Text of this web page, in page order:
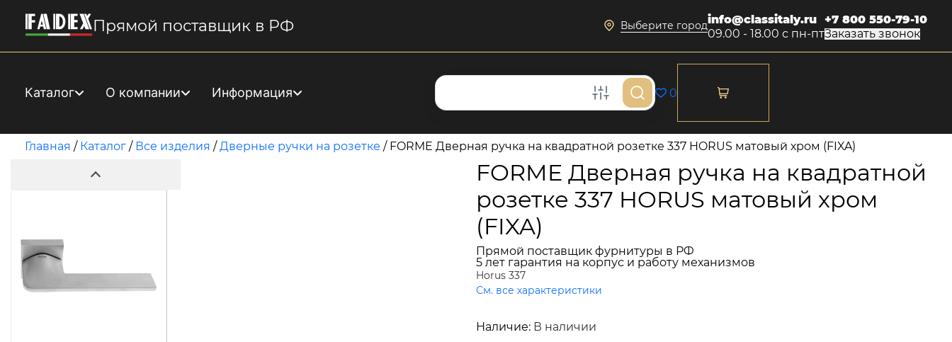
Прямой поставщик в РФ Выберите городinfo@classitaly.ru
09.00 - 18.00 с пн-пт
+7 800 550-79-10
Заказать звонок
Каталог О компании Информация 0
Главная / Каталог / Все изделия /Дверные ручки на розетке / FORME Дверная ручка на квадратной розетке 337 HORUS матовый хром (FIXA)
FORME Дверная ручка на квадратной
розетке 337 HORUS матовый хром
(FIXA)
Прямой поставщик фурнитуры в РФ
5 лет гарантия на корпус и работу механизмов
Horus 337
См. все характеристики
Наличие: В наличии